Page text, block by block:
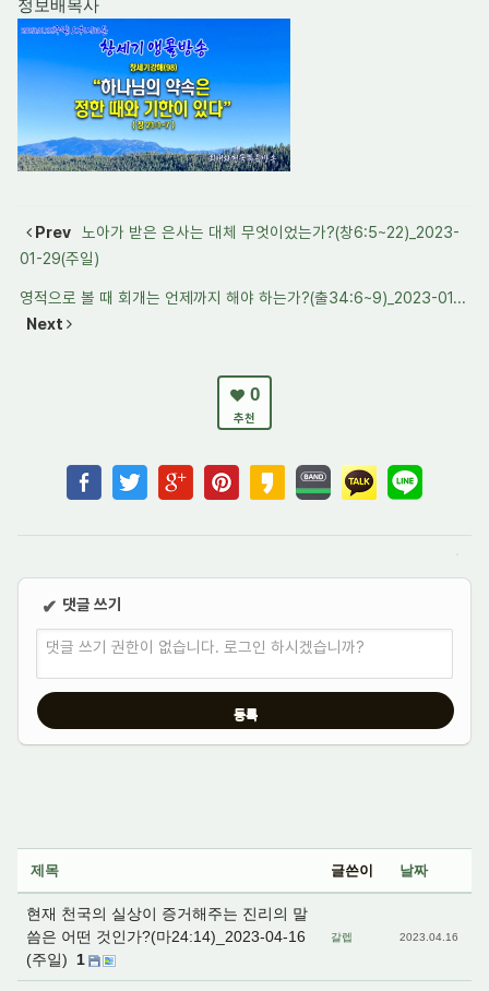
정보배목사
Prev
노아가 받은 은사는 대체 무엇이었는가?(창6:5~22)_2023-
01-29(주일)
영적으로 볼 때 회개는 언제까지 해야 하는가?(출34:6~9)_2023-01...
Next
0
추천
✔ 댓글 쓰기
댓글 쓰기 권한이 없습니다. 로그인 하시겠습니까?
제목 글쓴이 날짜
현재 천국의 실상이 증거해주는 진리의 말
씀은 어떤 것인가?(마24:14)_2023-04-16
(주일)
1
갈렙 2023.04.16